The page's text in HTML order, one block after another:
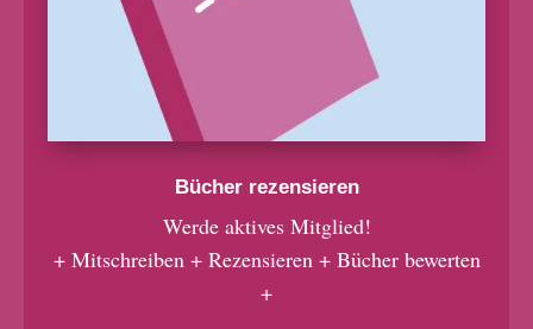
Bücher rezensieren
Werde aktives Mitglied!
+ Mitschreiben + Rezensieren + Bücher bewerten
+